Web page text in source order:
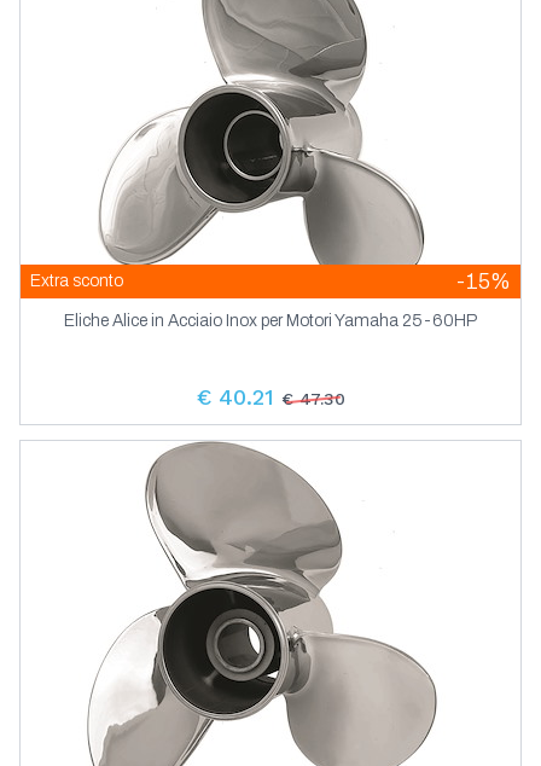
Extra sconto -15%
Eliche Alice in Acciaio Inox per Motori Yamaha 25-60HP
€ 40.21 € 47.30